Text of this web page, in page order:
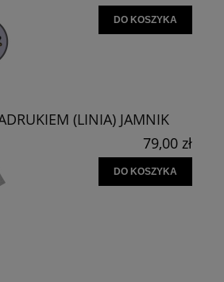
DO KOSZYKA
(LINIA) JAMNIK
79,00 zł
DO KOSZYKA